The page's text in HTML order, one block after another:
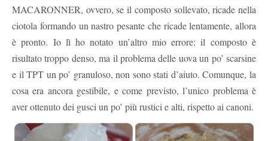
MACARONNER, ovvero, se il composto sollevato, ricade nella
ciotola formando un nastro pesante che ricade lentamente, allora
è pronto. Io lì ho notato un’altro mio errore: il composto è
risultato troppo denso, ma il problema delle uova un po’ scarsine
e il TPT un po’ granuloso, non sono stati d’aiuto. Comunque, la
cosa era ancora gestibile, e come previsto, l’unico problema è
aver ottenuto dei gusci un po’ più rustici e alti, rispetto ai canoni.